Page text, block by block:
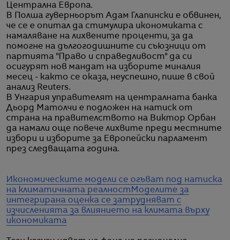
Централна Европа.
В Полша гуверньорът Адам Глапински е обвинен,
че се е опитал да стимулира икономиката с
намаляване на лихвените проценти, за да
помогне на дългогодишните си съюзници от
партията "Право и справедливост" да си
осигурят нов мандат на изборите миналия
месец - както се оказа, неуспешно, пише в свой
анализ Reuters.
В Унгария управителят на централната банка
Дьорд Матолчи е подложен на натиск от
страна на правителството на Виктор Орбан
да намали още повече лихвите преди местните
избори и изборите за Европейски парламент
през следващата година.
Икономическите модели се огъват под натиска
на климатичната реалност Моделите за
интегрирана оценка се затрудняват с
изчисленията за влиянието на климата върху
икономиката